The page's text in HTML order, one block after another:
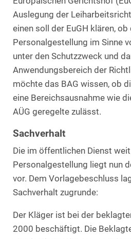
Auslegung der
einen soll der EuGH klären, ob
Personalgestellung im Sinne
unter den Schutzzweck und
Anwendungsbereich der
möchte das BAG wissen, ob
eine Bereichsausnahme wie
AÜG geregelte zulässt.
Sachverhalt
Die im öffentlichen Dienst
Personalgestellung liegt nun
vor. Dem Vorlagebeschluss
Sachverhalt zugrunde:
Der Kläger ist bei der
2000 beschäftigt. Die